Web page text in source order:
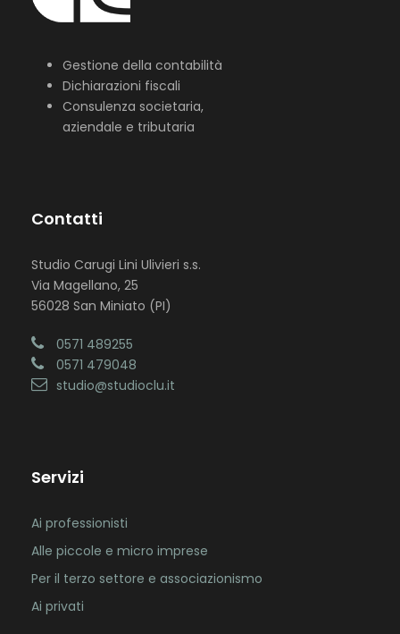
Gestione della contabilità
Dichiarazioni fiscali
Consulenza societaria,
aziendale e tributaria
Contatti
Studio Carugi Lini Ulivieri s.s.
Via Magellano, 25
56028 San Miniato (PI)
0571 489255
0571 479048
studio@studioclu.it
Servizi
Ai professionisti
Alle piccole e micro imprese
Per il terzo settore e associazionismo
Ai privati